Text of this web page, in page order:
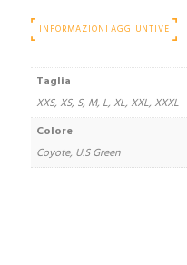
INFORMAZIONI AGGIUNTIVE
Taglia
XXS, XS, S, M, L, XL, XXL, XXXL
Colore
Coyote, U.S Green